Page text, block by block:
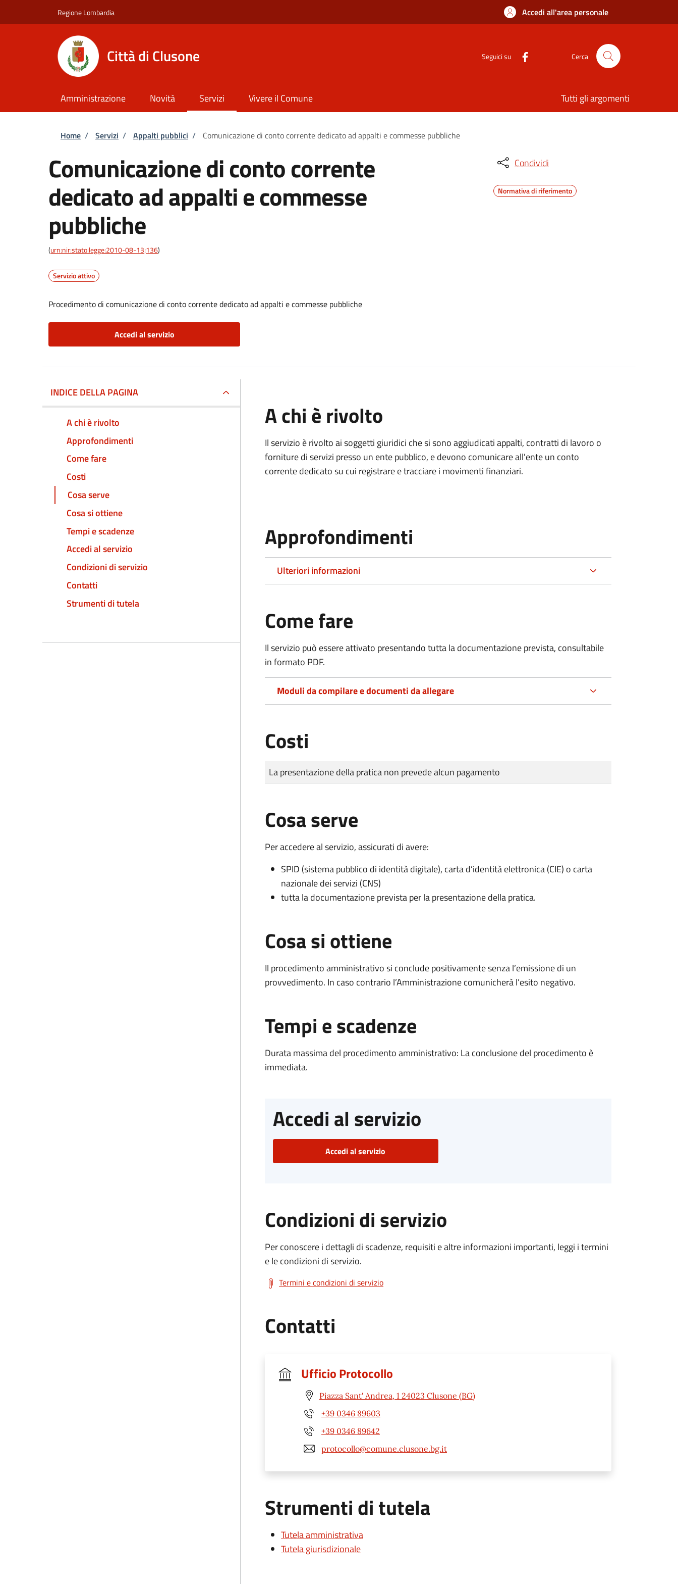
Regione Lombardia Accedi all'area personale
Città di Clusone Seguici su Cerca
Amministrazione Novità Servizi Vivere il Comune Tutti gli argomenti
Briciole di pane
Home / Servizi / Appalti pubblici / Comunicazione di conto corrente dedicato ad appalti e commesse pubbliche
Comunicazione di conto corrente
dedicato ad appalti e commesse
pubbliche
(urn:nir:stato:legge:2010-08-13;136)
Servizio attivo
Procedimento di comunicazione di conto corrente dedicato ad appalti e commesse pubbliche
Accedi al servizio
Condividi
Normativa di riferimento
INDICE DELLA PAGINA
A chi è rivolto
Approfondimenti
Come fare
Costi
Cosa serve
Cosa si ottiene
Tempi e scadenze
Accedi al servizio
Condizioni di servizio
Contatti
Strumenti di tutela
A chi è rivolto
Il servizio è rivolto aisoggetti giuridici che si sono aggiudicati appalti, contratti di lavoro o
forniture di servizi presso un ente pubblico, e devono comunicare all'ente un conto
corrente dedicato su cui registrare e tracciare i movimenti finanziari.
Approfondimenti
Ulteriori informazioni
Come fare
Il servizio può essere attivato presentando tutta la documentazione prevista, consultabile
in formato PDF.
Moduli da compilare e documenti da allegare
Costi
Tipo di pagamento
Importo
La presentazione della pratica non prevede alcun pagamento
Cosa serve
Per accedere al servizio, assicurati di avere:
SPID (sistema pubblico di identità digitale), carta d’identità elettronica (CIE) o carta
nazionale dei servizi (CNS)
tutta la documentazione prevista per la presentazione della pratica.
Cosa si ottiene
Il procedimento amministrativo si conclude positivamente senza l’emissione di un
provvedimento. In caso contrario l’Amministrazione comunicherà l’esito negativo.
Tempi e scadenze
Durata massima del procedimento amministrativo: La conclusione del procedimento è
immediata.
Accedi al servizio
Accedi al servizio
Condizioni di servizio
Per conoscere i dettagli di scadenze, requisiti e altre informazioni importanti, leggi i termini
e le condizioni di servizio.
Termini e condizioni di servizio
Contatti
Ufficio Protocollo
Piazza Sant' Andrea, 1 24023 Clusone (BG)
+39 0346 89603
+39 0346 89642
protocollo@comune.clusone.bg.it
Strumenti di tutela
Tutela amministrativa
Tutela giurisdizionale